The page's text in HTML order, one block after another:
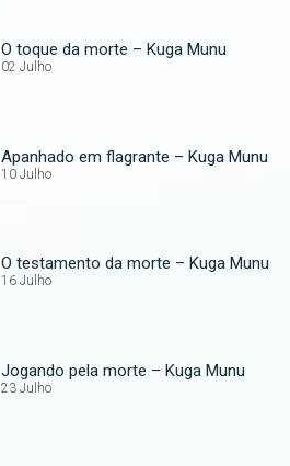
O toque da morte – Kuga Munu
02 Julho
Apanhado em flagrante – Kuga Munu
10 Julho
O testamento da morte – Kuga Munu
16 Julho
Jogando pela morte – Kuga Munu
23 Julho